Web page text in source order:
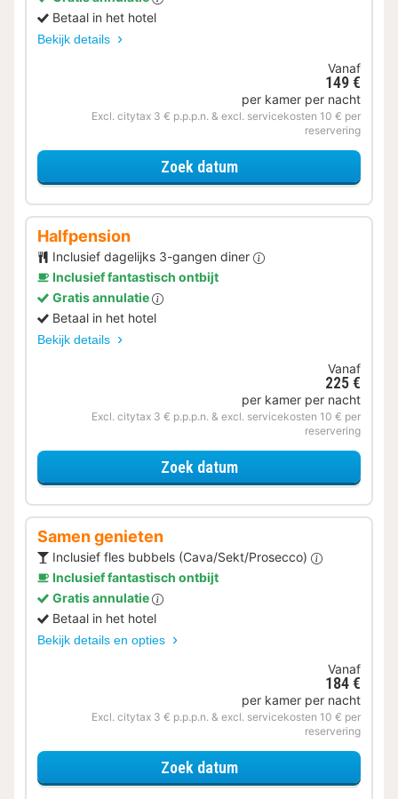
Betaal in het hotel
Bekijk details
Vanaf
149 €
per kamer per nacht
Excl. citytax 3 € p.p.p.n. & excl. servicekosten 10 € per
reservering
Zoek datumvoor Zomer Special
Halfpension
Inclusief dagelijks 3-gangen diner
Inclusief fantastisch ontbijt
Gratis annulatie
Betaal in het hotel
Bekijk details
Vanaf
225 €
per kamer per nacht
Excl. citytax 3 € p.p.p.n. & excl. servicekosten 10 € per
reservering
Zoek datumvoor Halfpension
Samen genieten
Inclusief fles bubbels (Cava/Sekt/Prosecco)
Inclusief fantastisch ontbijt
Gratis annulatie
Betaal in het hotel
Bekijk details en opties
Vanaf
184 €
per kamer per nacht
Excl. citytax 3 € p.p.p.n. & excl. servicekosten 10 € per
reservering
Zoek datumvoor Samen genieten